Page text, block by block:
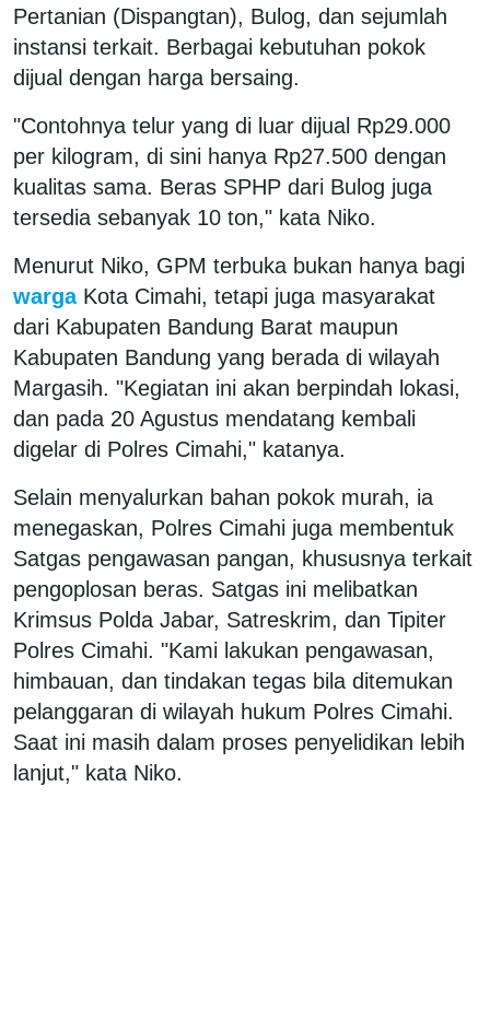
Pertanian (Dispangtan), Bulog, dan sejumlah
instansi terkait. Berbagai kebutuhan pokok
dijual dengan harga bersaing.
"Contohnya telur yang di luar dijual Rp29.000
per kilogram, di sini hanya Rp27.500 dengan
kualitas sama. Beras SPHP dari Bulog juga
tersedia sebanyak 10 ton," kata Niko.
Menurut Niko, GPM terbuka bukan hanya bagi
warga Kota Cimahi, tetapi juga masyarakat
dari Kabupaten Bandung Barat maupun
Kabupaten Bandung yang berada di wilayah
Margasih. "Kegiatan ini akan berpindah lokasi,
dan pada 20 Agustus mendatang kembali
digelar di Polres Cimahi," katanya.
Selain menyalurkan bahan pokok murah, ia
menegaskan, Polres Cimahi juga membentuk
Satgas pengawasan pangan, khususnya terkait
pengoplosan beras. Satgas ini melibatkan
Krimsus Polda Jabar, Satreskrim, dan Tipiter
Polres Cimahi. "Kami lakukan pengawasan,
himbauan, dan tindakan tegas bila ditemukan
pelanggaran di wilayah hukum Polres Cimahi.
Saat ini masih dalam proses penyelidikan lebih
lanjut," kata Niko.